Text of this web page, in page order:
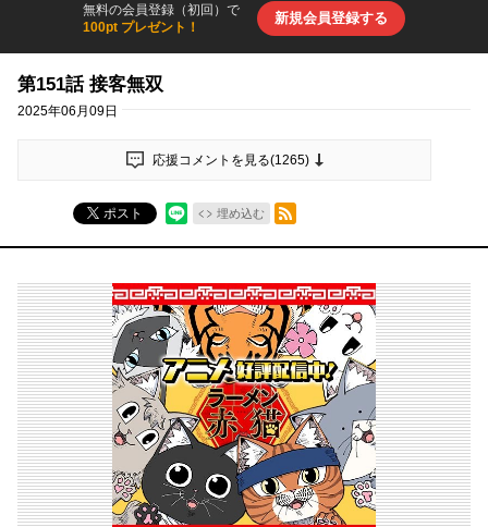
無料の会員登録（初回）で
100pt プレゼント！
新規会員登録する
第151話 接客無双
2025年06月09日
応援コメントを見る(1265)
ポスト 埋め込む
RSSフィード